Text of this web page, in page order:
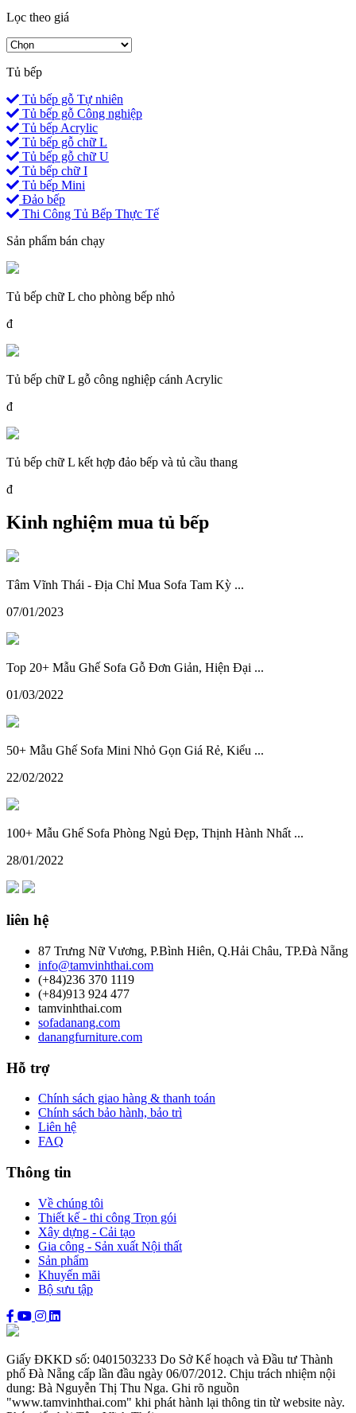
Lọc theo giá
Tủ bếp
Tủ bếp gỗ Tự nhiên
Tủ bếp gỗ Công nghiệp
Tủ bếp Acrylic
Tủ bếp gỗ chữ L
Tủ bếp gỗ chữ U
Tủ bếp chữ I
Tủ bếp Mini
Đảo bếp
Thi Công Tủ Bếp Thực Tế
Sản phẩm bán chạy
Tủ bếp chữ L cho phòng bếp nhỏ
đ
Tủ bếp chữ L gỗ công nghiệp cánh Acrylic
đ
Tủ bếp chữ L kết hợp đảo bếp và tủ cầu thang
đ
Kinh nghiệm mua tủ bếp
Tâm Vĩnh Thái - Địa Chỉ Mua Sofa Tam Kỳ ...
07/01/2023
Top 20+ Mẫu Ghế Sofa Gỗ Đơn Giản, Hiện Đại ...
01/03/2022
50+ Mẫu Ghế Sofa Mini Nhỏ Gọn Giá Rẻ, Kiểu ...
22/02/2022
100+ Mẫu Ghế Sofa Phòng Ngủ Đẹp, Thịnh Hành Nhất ...
28/01/2022
liên hệ
87 Trưng Nữ Vương, P.Bình Hiên, Q.Hải Châu, TP.Đà Nẵng
info@tamvinhthai.com
(+84)236 370 1119
(+84)913 924 477
tamvinhthai.com
sofadanang.com
danangfurniture.com
Hỗ trợ
Chính sách giao hàng & thanh toán
Chính sách bảo hành, bảo trì
Liên hệ
FAQ
Thông tin
Về chúng tôi
Thiết kế - thi công Trọn gói
Xây dựng - Cải tạo
Gia công - Sản xuất Nội thất
Sản phẩm
Khuyến mãi
Bộ sưu tập
Giấy ĐKKD số: 0401503233 Do Sở Kế hoạch và Đầu tư Thành
phố Đà Nẵng cấp lần đầu ngày 06/07/2012. Chịu trách nhiệm nội
dung: Bà Nguyễn Thị Thu Nga. Ghi rõ nguồn
"www.tamvinhthai.com" khi phát hành lại thông tin từ website này.